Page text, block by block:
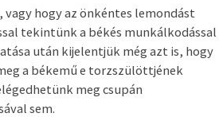
hogy az önkéntes lemondást
tekintünk a békés munkálkodással
után kijelentjük még azt is, hogy
a békemű e torzszülöttjének
meg csupán
sem.